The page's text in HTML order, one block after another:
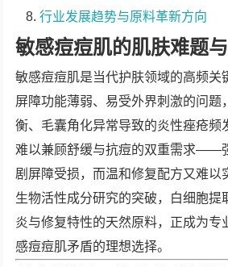
行业发展趋势与原料革新方向
敏感痘痘肌的肌肤难题
敏感痘痘肌是当代护肤领域的高频关
屏障功能薄弱、易受外界刺激的问题
衡、毛囊角化异常导致的炎性痤疮频
难以兼顾舒缓与抗痘的双重需求——
剧屏障受损，而温和修复配方又难以
生物活性成分研究的突破，白细胞提
炎与修复特性的天然原料，正成为专
感痘痘肌矛盾的理想选择。